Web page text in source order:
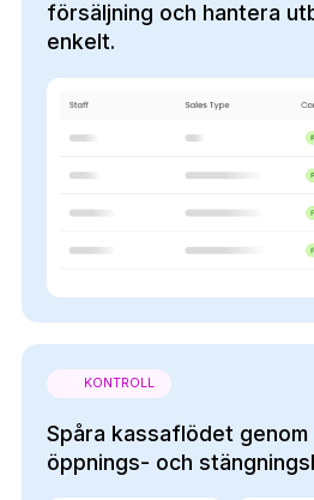
försäljning och hantera
enkelt.
KONTROLL
Spåra kassaflödet
öppnings- och